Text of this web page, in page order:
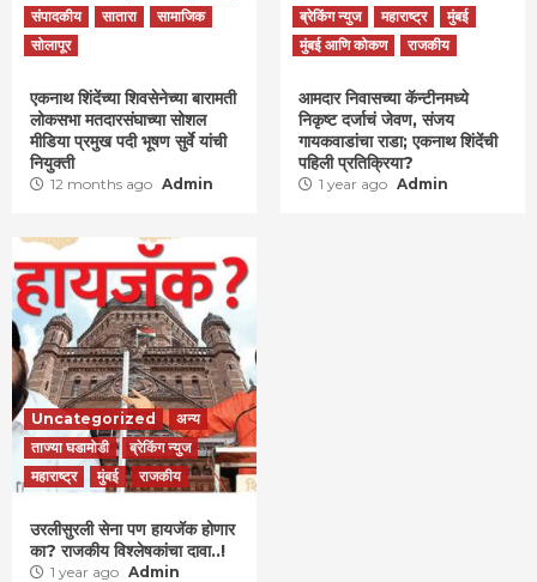
संपादकीय
सातारा
सामाजिक
सोलापूर
एकनाथ शिंदेंच्या शिवसेनेच्या बारामती
लोकसभा मतदारसंघाच्या सोशल
मीडिया प्रमुख पदी भूषण सुर्वे यांची
नियुक्ती
12 months ago Admin
ब्रेकिंग न्युज
महाराष्ट्र
मुंबई
मुंबई आणि कोकण
राजकीय
आमदार निवासच्या कॅन्टीनमध्ये
निकृष्ट दर्जाचं जेवण, संजय
गायकवाडांचा राडा; एकनाथ शिंदेंची
पहिली प्रतिक्रिया?
1 year ago Admin
Uncategorized
अन्य
ताज्या घडामोडी
ब्रेकिंग न्युज
महाराष्ट्र
मुंबई राजकीय
उरलीसुरली सेना पण हायजॅक होणार
का? राजकीय विश्लेषकांचा दावा..!
1 year ago Admin